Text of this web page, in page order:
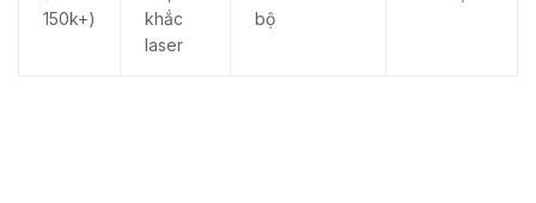
150k+)
khắc
laser
bộ